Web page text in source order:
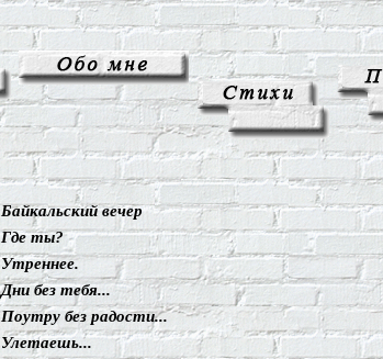
Байкальский вечер
Где ты?
Утреннее.
Дни без тебя...
Поутру без радости...
Улетаешь...